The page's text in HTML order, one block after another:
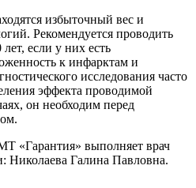
избыточный вес и
Рекомендуется проводить
если у них есть
к инфарктам и
исследования часто
эффекта проводимой
он необходим перед
«Гарантия» выполняет врач
Николаева Галина Павловна.